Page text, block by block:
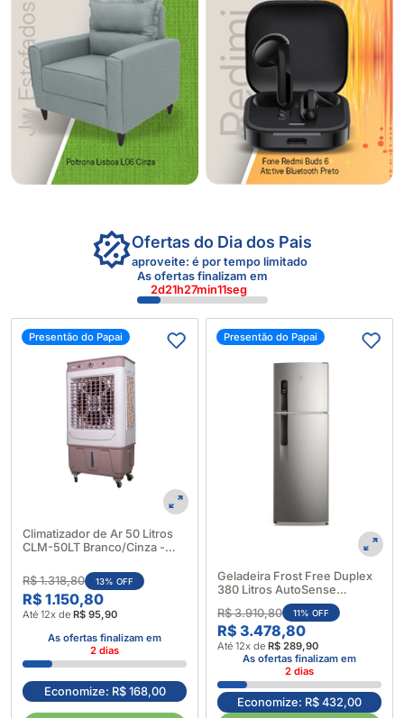
Ofertas do Dia dos Pais
aproveite: é por tempo limitado
As ofertas finalizam em
2d21h27min09seg
Presentão do Papai
Climatizador de Ar 50 Litros
CLM-50LT Branco/Cinza -
R$ 1.318,80
13% OFF
R$ 1.150,80
Até 12x de R$ 95,90
As ofertas finalizam em
2 dias
Economize: R$ 168,00
Presentão do Papai
Geladeira Frost Free Duplex
380 Litros AutoSense
Inverter Inox IF41S Bivolt -
Electrolux (696068)
R$ 3.910,80 11% OFF
R$ 3.478,80
Até 12x de R$ 289,90
As ofertas finalizam em
2 dias
Economize: R$ 432,00